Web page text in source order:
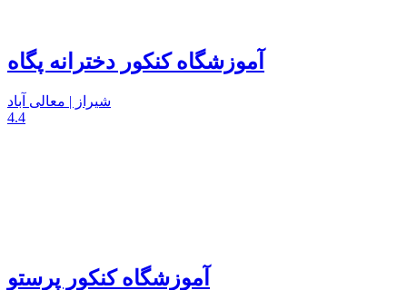
آموزشگاه کنکور دخترانه پگاه
شیراز | معالی آباد
4.4
آموزشگاه کنکور پرستو